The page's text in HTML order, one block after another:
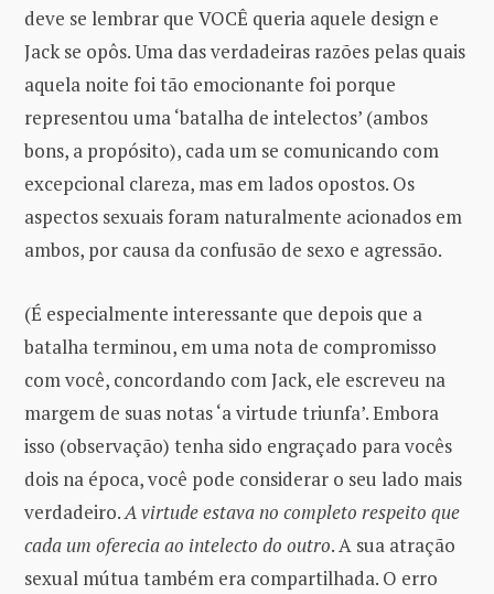
deve se lembrar que VOCÊ queria aquele design e
Jack se opôs. Uma das verdadeiras razões pelas quais
aquela noite foi tão emocionante foi porque
representou uma ‘batalha de intelectos’ (ambos
bons, a propósito), cada um se comunicando com
excepcional clareza, mas em lados opostos. Os
aspectos sexuais foram naturalmente acionados em
ambos, por causa da confusão de sexo e agressão.
(É especialmente interessante que depois que a
batalha terminou, em uma nota de compromisso
com você, concordando com Jack, ele escreveu na
margem de suas notas ‘a virtude triunfa’. Embora
isso (observação) tenha sido engraçado para vocês
dois na época, você pode considerar o seu lado mais
verdadeiro.A virtude estava no completo respeito que
cada um oferecia ao intelecto do outro. A sua atração
sexual mútua também era compartilhada. O erro